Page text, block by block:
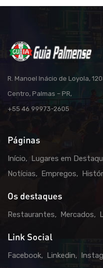
R. Manoel Inácio de Loyola,
Centro, Palmas – PR,
+55 46 99973-2605
Páginas
Início Lugares em
Notícias
Empregos
Os destaques
Restaurantes Mercados
Link Social
Facebook Linkedin